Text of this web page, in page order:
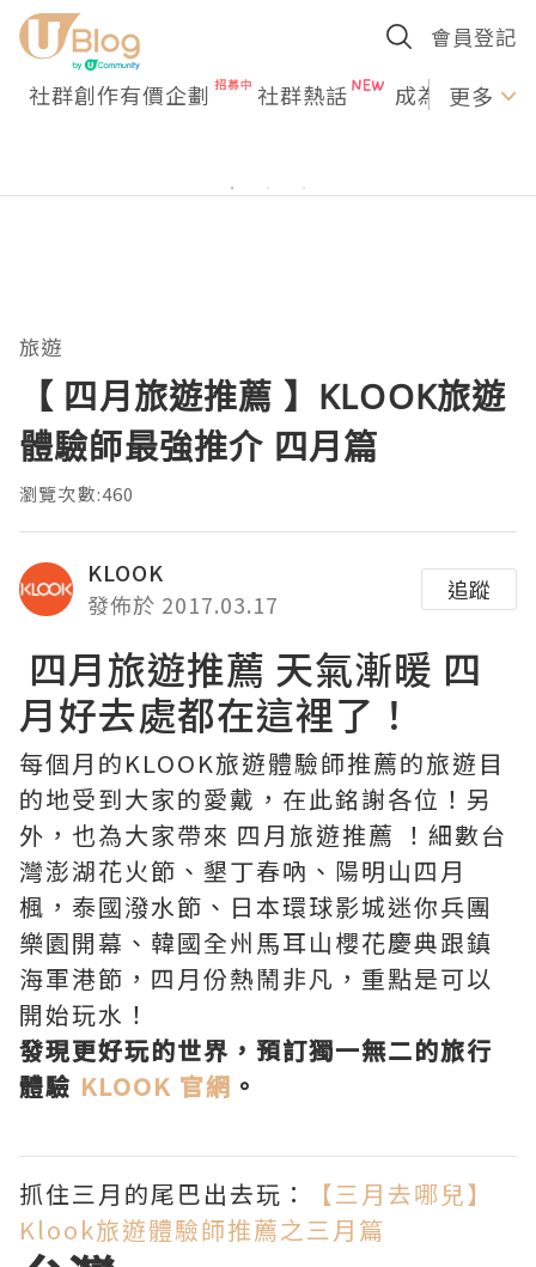
會員登記
社群創作有價企劃 社群熱話 成為U更多
旅遊
【 四月旅遊推薦 】KLOOK旅遊
體驗師最強推介 四月篇
瀏覽次數:460
KLOOK
發佈於 2017.03.17
追蹤
四月旅遊推薦 天氣漸暖 四
月好去處都在這裡了！
每個月的KLOOK旅遊體驗師推薦的旅遊目
的地受到大家的愛戴，在此銘謝各位！另
外，也為大家帶來 四月旅遊推薦 ！細數台
灣澎湖花火節、墾丁春吶、陽明山四月
楓，泰國潑水節、日本環球影城迷你兵團
樂園開幕、韓國全州馬耳山櫻花慶典跟鎮
海軍港節，四月份熱鬧非凡，重點是可以
開始玩水！
發現更好玩的世界，預訂獨一無二的旅行
體驗 KLOOK 官網 。
抓住三月的尾巴出去玩：
【三月去哪兒】
Klook旅遊體驗師推薦之三月篇